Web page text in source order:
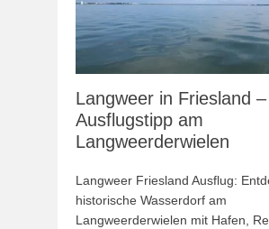
Langweer in Friesland –
Ausflugstipp am
Langweerderwielen
Langweer Friesland Ausflug:
historische Wasserdorf am
Langweerderwielen mit Hafen,